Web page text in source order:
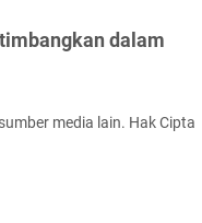
dalam
media lain. Hak Cipta